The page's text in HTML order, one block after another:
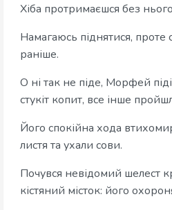
Хіба протримаєшся без
Намагаюсь піднятися,
раніше.
О ні так не піде, Морфей
стукіт копит, все інше
Його спокійна хода
листя та ухали сови.
Почувся невідомий шелест
кістяний місток: його